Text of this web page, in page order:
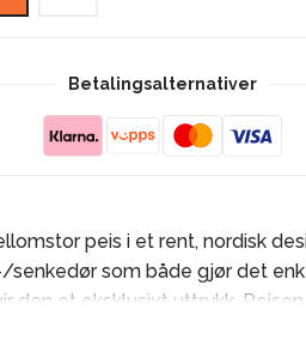
Betalingsalternativer
peis i et rent, nordisk
senkedør som både gjør det
den et eksklusivt uttrykk.
av den innebygde brannmuren.